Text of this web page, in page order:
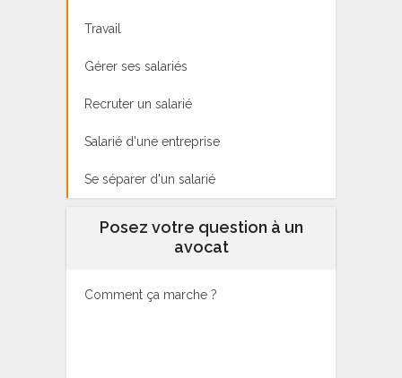
Travail
Gérer ses salariés
Recruter un salarié
Salarié d'une entreprise
Se séparer d'un salarié
Posez votre question à un
avocat
Comment ça marche ?